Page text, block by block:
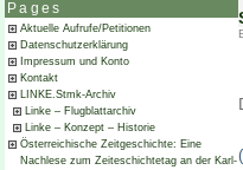
Pages
Aktuelle Aufrufe/Petitionen
Datenschutzerklärung
Impressum und Konto
Kontakt
LINKE.Stmk-Archiv
Linke – Flugblattarchiv
Linke – Konzept – Historie
Österreichische Zeitgeschichte: Eine
Nachlese zum Zeiteschichtetag an der Karl-